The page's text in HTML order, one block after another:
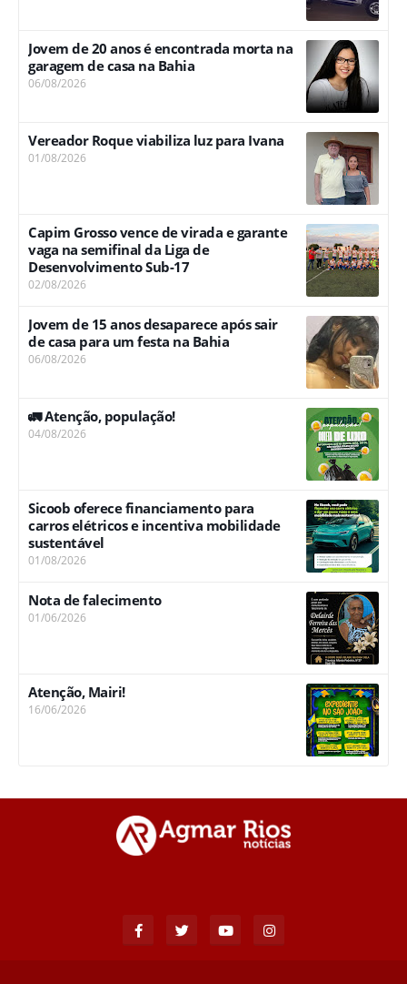
Jovem de 20 anos é encontrada morta na
garagem de casa na Bahia
06/08/2026
Vereador Roque viabiliza luz para Ivana
01/08/2026
Capim Grosso vence de virada e garante
vaga na semifinal da Liga de
Desenvolvimento Sub-17
02/08/2026
Jovem de 15 anos desaparece após sair
de casa para um festa na Bahia
06/08/2026
🚛 Atenção, população!
04/08/2026
Sicoob oferece financiamento para
carros elétricos e incentiva mobilidade
sustentável
01/08/2026
Nota de falecimento
01/06/2026
Atenção, Mairi!
16/06/2026